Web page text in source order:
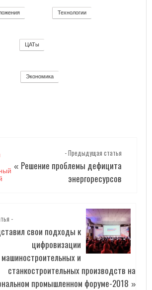
Технологии
ЦАТы
Экономика
- Предыдущая статья
« Решение проблемы дефицита
энергоресурсов
-
свои подходы к
цифровизации
машиностроительных и
станкостроительных производств на
промышленном форуме-2018 »